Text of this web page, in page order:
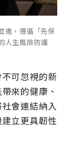
進，遵循「先保
人生風險防護
可忽視的新
來的健康、
會連結納入
立更具韌性